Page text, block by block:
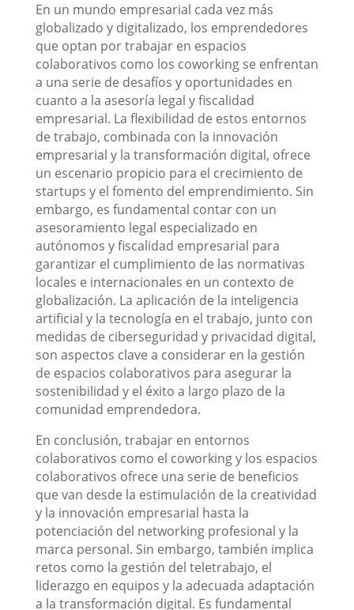
En un mundo empresarial cada vez más
globalizado y digitalizado, los emprendedores
que optan por trabajar en espacios
colaborativos como los coworking se enfrentan
a una serie de desafíos y oportunidades en
cuanto a la asesoría legal y fiscalidad
empresarial. La flexibilidad de estos entornos
de trabajo, combinada con la innovación
empresarial y la transformación digital, ofrece
un escenario propicio para el crecimiento de
startups y el fomento del emprendimiento. Sin
embargo, es fundamental contar con un
asesoramiento legal especializado en
autónomos y fiscalidad empresarial para
garantizar el cumplimiento de las normativas
locales e internacionales en un contexto de
globalización. La aplicación de la inteligencia
artificial y la tecnología en el trabajo, junto con
medidas de ciberseguridad y privacidad digital,
son aspectos clave a considerar en la gestión
de espacios colaborativos para asegurar la
sostenibilidad y el éxito a largo plazo de la
comunidad emprendedora.
En conclusión, trabajar en entornos
colaborativos como el coworking y los espacios
colaborativos ofrece una serie de beneficios
que van desde la estimulación de la creatividad
y la innovación empresarial hasta la
potenciación del networking profesional y la
marca personal. Sin embargo, también implica
retos como la gestión del teletrabajo, el
liderazgo en equipos y la adecuada adaptación
a la transformación digital. Es fundamental